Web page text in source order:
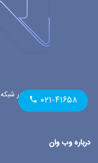
درباره وب وان
ما را در ۰۲۱-۴۱۶۵۸